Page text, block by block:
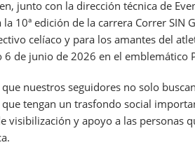
junto con la dirección técnica de
10ª edición de la carrera Correr SIN
celíaco y para los amantes del
de junio de 2026 en el emblemático
nuestros seguidores no solo
tengan un trasfondo social
visibilización y apoyo a las personas